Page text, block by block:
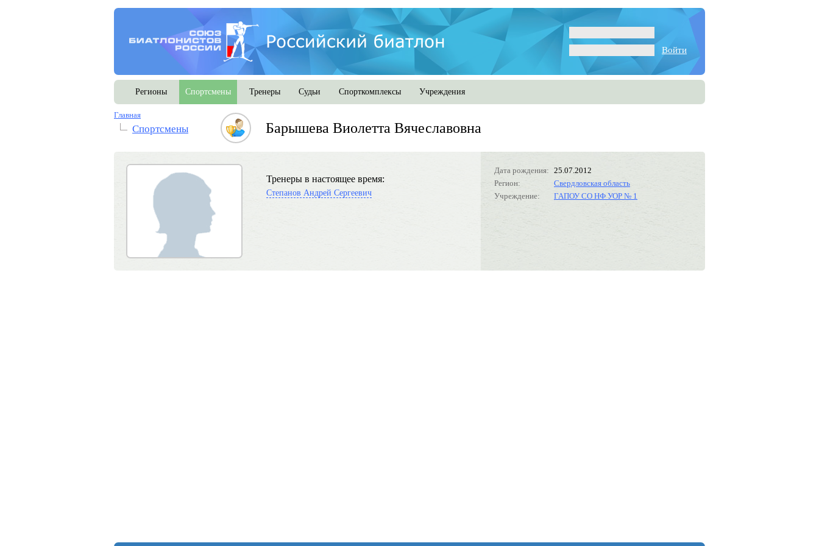
Войти
Регионы Спортсмены Тренеры Судьи Спорткомплексы Учреждения
Главная
Спортсмены Барышева Виолетта Вячеславовна
Дата рождения: 25.07.2012
Регион:
Свердловская область
Учреждение:
ГАПОУ СО НФ УОР № 1
Тренеры в настоящее время:
Степанов Андрей Сергеевич